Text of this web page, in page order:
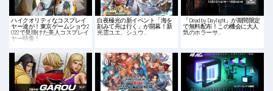
ハイクオリティなコスプレイ
ヤー達が！東京ゲームショウ2
022で見掛けた美人コスプレイ
ヤー特集！
白夜極光の新イベント「海を
刻みて舟は行く」が開幕！新
光霊ユエ、シュウ…
「Dead by Daylight」が期間限定
で無料配布！この機会に大人
気のホラーサ…